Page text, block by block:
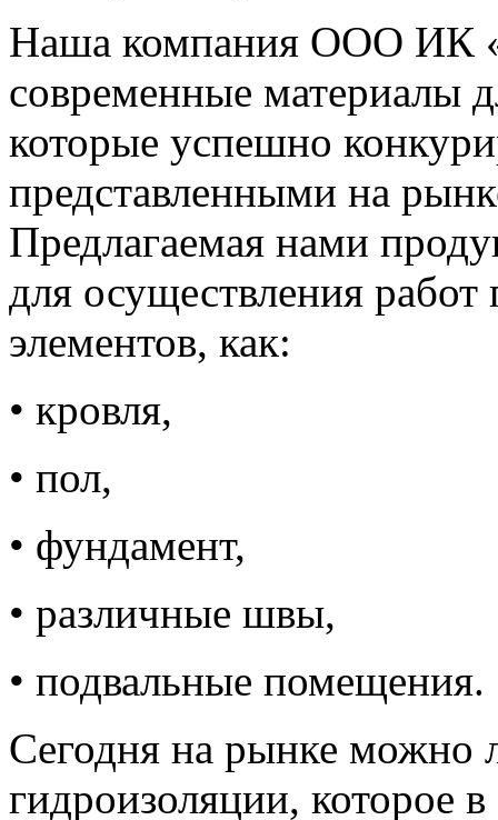
Наша компания ООО ИК
современные материалы
которые успешно
представленными на
Предлагаемая нами
для осуществления работ
элементов, как:
• кровля,
• пол,
• фундамент,
• различные швы,
• подвальные помещения.
Сегодня на рынке можно
гидроизоляции, которое